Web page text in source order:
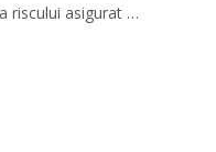
riscului asigurat …